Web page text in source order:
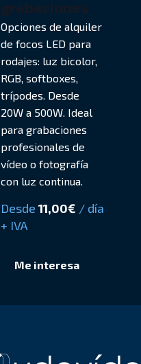
Opciones de alquiler
de focos LED para
rodajes: luz bicolor,
RGB, softboxes,
trípodes. Desde
20W a 500W. Ideal
para grabaciones
profesionales de
vídeo o fotografía
con luz continua.
Desde11,00€ / día
+ IVA
Me interesa